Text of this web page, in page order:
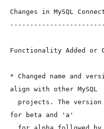
Changes in MySQL
Functionality Added or
* Changed name and
align with other MySQL
for beta and 'a'